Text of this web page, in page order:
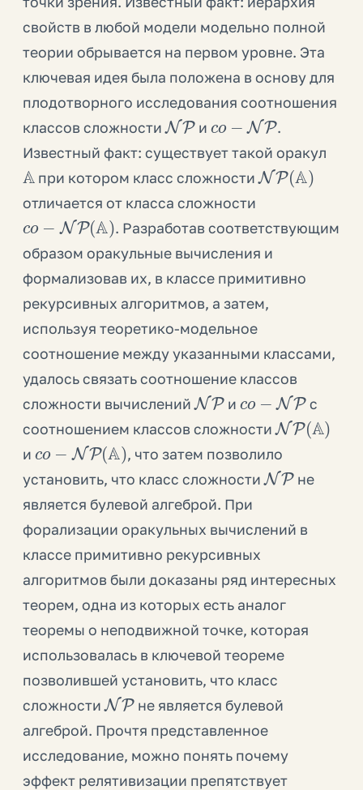
свойств в любой модели модельно полной
теории обрывается на первом уровне. Эта
ключевая идея была положена в основу для
плодотворного исследования соотношения
классов сложности
NP
и
NP
.
Известный факт: существует такой оракул
A
при котором класс сложности
NP(A)
отличается от класса сложности
NP(A )
. Разработав соответствующим
образом оракульные вычисления и
формализовав их, в классе примитивно
рекурсивных алгоритмов, а затем,
используя теоретико-модельное
соотношение между указанными классами,
удалось связать соотношение классов
сложности вычислений
NP
и
NP
с
соотношением классов сложности
NP(A)
и
NP(A )
, что затем позволило
установить, что класс сложности
NP
не
является булевой алгеброй. При
форализации оракульных вычислений в
классе примитивно рекурсивных
алгоритмов были доказаны ряд интересных
теорем, одна из которых есть аналог
теоремы о неподвижной точке, которая
использовалась в ключевой теореме
позволившей установить, что класс
сложности
NP
не является булевой
алгеброй. Прочтя представленное
исследование, можно понять почему
эффект релятивизации препятствует